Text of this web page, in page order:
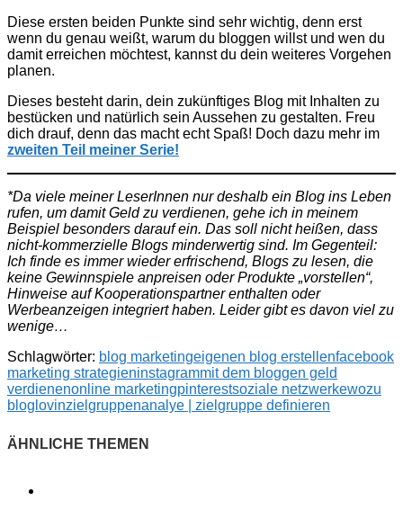
Diese ersten beiden Punkte sind sehr wichtig, denn erst
wenn du genau weißt, warum du bloggen willst und wen du
damit erreichen möchtest, kannst du dein weiteres Vorgehen
planen.
Dieses besteht darin, dein zukünftiges Blog mit Inhalten zu
bestücken und natürlich sein Aussehen zu gestalten. Freu
dich drauf, denn das macht echt Spaß! Doch dazu mehr im
zweiten Teil meiner Serie!
*Da viele meiner LeserInnen nur deshalb ein Blog ins Leben
rufen, um damit Geld zu verdienen, gehe ich in meinem
Beispiel besonders darauf ein. Das soll nicht heißen, dass
nicht-kommerzielle Blogs minderwertig sind. Im Gegenteil:
Ich finde es immer wieder erfrischend, Blogs zu lesen, die
keine Gewinnspiele anpreisen oder Produkte „vorstellen“,
Hinweise auf Kooperationspartner enthalten oder
Werbeanzeigen integriert haben. Leider gibt es davon viel zu
wenige…
Schlagwörter: blog marketingeigenen blog erstellenfacebook
marketing strategieninstagrammit dem bloggen geld
verdienenonline marketingpinterestsoziale netzwerkewozu
bloglovinzielgruppenanalye | zielgruppe definieren